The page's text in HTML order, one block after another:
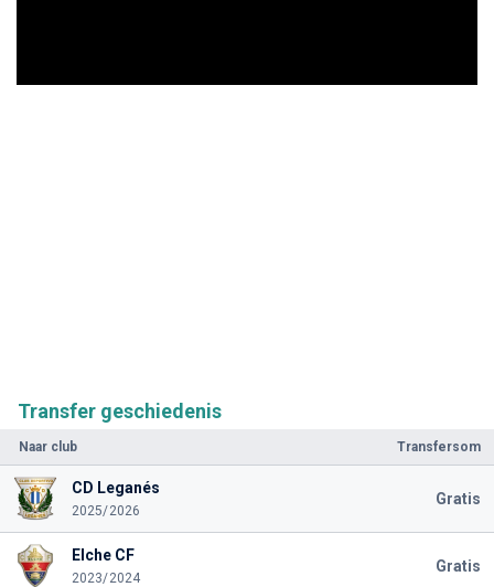
Transfer geschiedenis
Naar club Transfersom
CD Leganés
2025/2026
Gratis
Elche CF
2023/2024
Gratis